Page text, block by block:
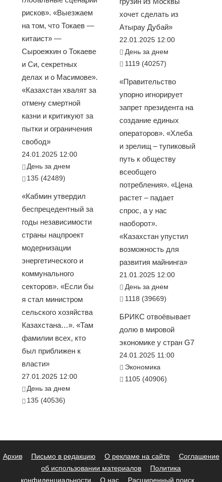
рисков». «Выезжаем
на том, что Токаев —
китаист» —
Сыроежкин о Токаеве
и Си, секретных
делах и о Масимове».
«Казахстан хвалят за
отмену смертной
казни и критикуют за
пытки и ограничения
свобод»
24.01.2025 12:00
День за днем
135 (42489)
«Кабмин утвердил
беспрецедентный за
годы независимости
страны нацпроект
модернизации
энергетического и
коммунального
секторов». «Если бы
я стал министром
сельского хозяйства
Казахстана…». «Там
фамилии всех, кто
был приближен к
власти»
27.01.2025 12:00
День за днем
135 (40536)
хочет сделать из
Атырау Дубай»
22.01.2025 12:00
День за днем
1119 (40257)
«Правительство
упорно игнорирует
запрет президента на
создание единых
операторов». «Хлеба
и зрелищ – тупиковый
путь к обществу
всеобщего
потребления». «Цена
растет – падает
спрос, а у нас
наоборот».
«Казахстан упустил
возможность для
развития майнинга»
21.01.2025 12:00
День за днем
1118 (39669)
БРИКС отвоёвывает
долю в мировой
экономике у стран G7
24.01.2025 11:00
Экономика
1105 (40906)
Архив Письмо в редакцию О рекламе на сайте
Соглашение
об использовании материалов
Политика
конфиденциальности
О нас Расширенный поиск